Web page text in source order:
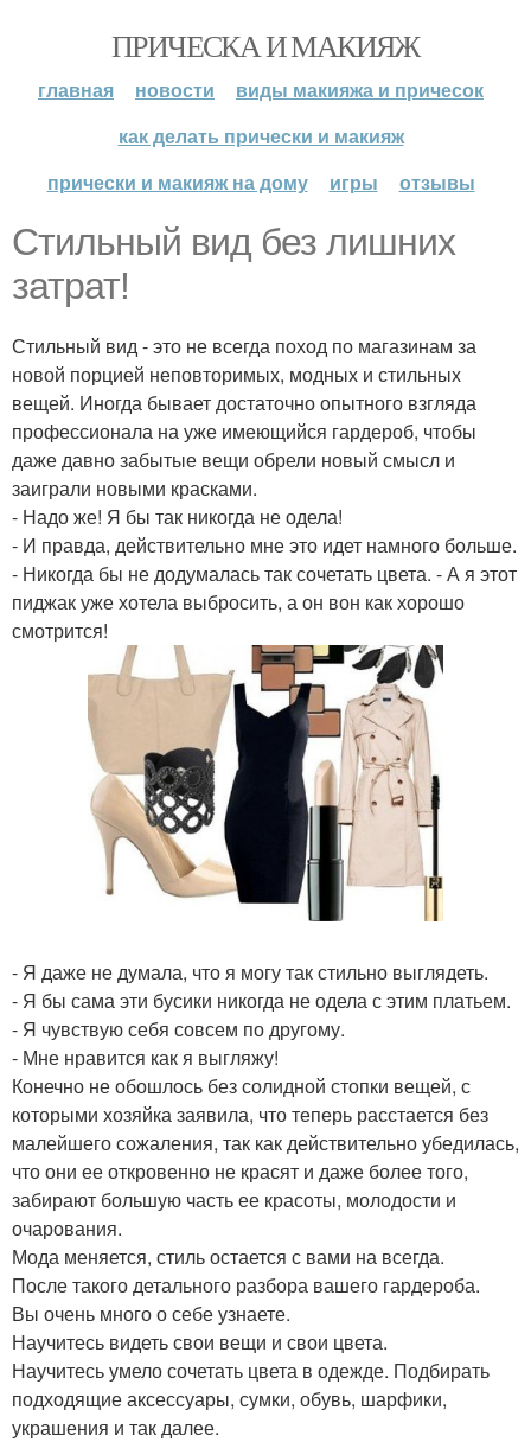
ПРИЧЕСКА И МАКИЯЖ
главная новости
виды макияжа и причесок
как делать прически и макияж
прически и макияж на дому
игры отзывы
Стильный вид без лишних
затрат!
Стильный вид - это не всегда поход по магазинам за
новой порцией неповторимых, модных и стильных
вещей. Иногда бывает достаточно опытного взгляда
профессионала на уже имеющийся гардероб, чтобы
даже давно забытые вещи обрели новый смысл и
заиграли новыми красками.
- Надо же! Я бы так никогда не одела!
- И правда, действительно мне это идет намного больше.
- Никогда бы не додумалась так сочетать цвета. - А я этот
пиджак уже хотела выбросить, а он вон как хорошо
смотрится!
- Я даже не думала, что я могу так стильно выглядеть.
- Я бы сама эти бусики никогда не одела с этим платьем.
- Я чувствую себя совсем по другому.
- Мне нравится как я выгляжу!
Конечно не обошлось без солидной стопки вещей, с
которыми хозяйка заявила, что теперь расстается без
малейшего сожаления, так как действительно убедилась,
что они ее откровенно не красят и даже более того,
забирают большую часть ее красоты, молодости и
очарования.
Мода меняется, стиль остается с вами на всегда.
После такого детального разбора вашего гардероба.
Вы очень много о себе узнаете.
Научитесь видеть свои вещи и свои цвета.
Научитесь умело сочетать цвета в одежде. Подбирать
подходящие аксессуары, сумки, обувь, шарфики,
украшения и так далее.